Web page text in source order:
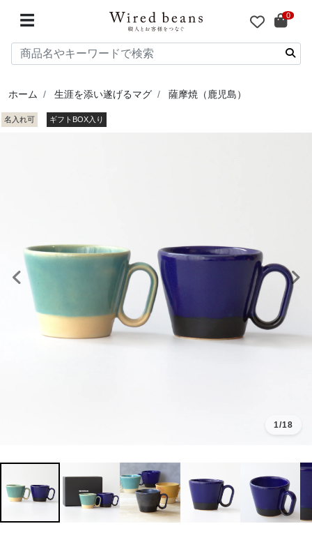
☰ 0
ホーム 生涯を添い遂げるマグ 薩摩焼（鹿児島）
名入れ可 ギフトBOX入り
前へ
1/18